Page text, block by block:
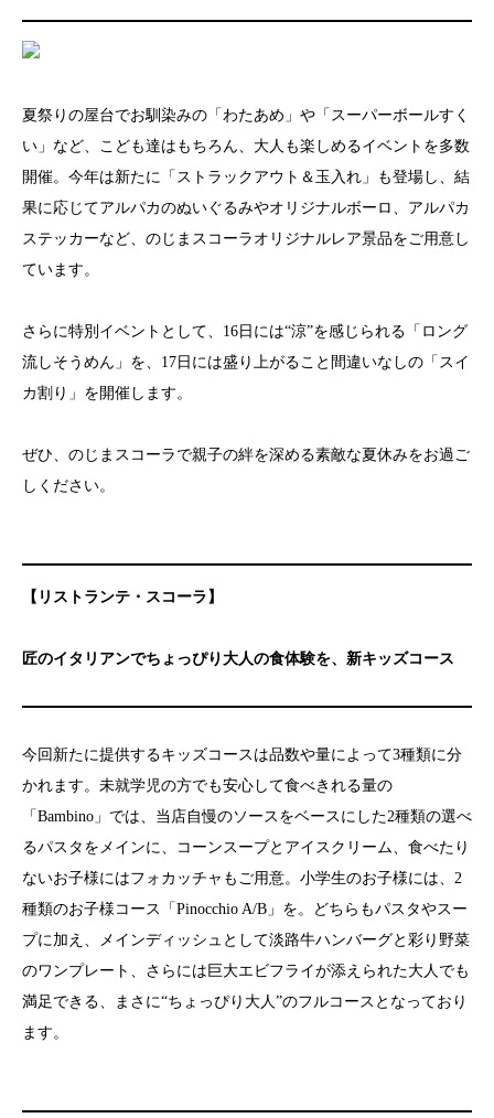
夏祭りの屋台でお馴染みの「わたあめ」や「スーパーボールすく
い」など、こども達はもちろん、大人も楽しめるイベントを多数
開催。今年は新たに「ストラックアウト＆玉入れ」も登場し、結
果に応じてアルパカのぬいぐるみやオリジナルボーロ、アルパカ
ステッカーなど、のじまスコーラオリジナルレア景品をご用意し
ています。
さらに特別イベントとして、16日には“涼”を感じられる「ロング
流しそうめん」を、17日には盛り上がること間違いなしの「スイ
カ割り」を開催します。
ぜひ、のじまスコーラで親子の絆を深める素敵な夏休みをお過ご
しください。
【リストランテ・スコーラ】
匠のイタリアンでちょっぴり大人の食体験を、新キッズコース
今回新たに提供するキッズコースは品数や量によって3種類に分
かれます。未就学児の方でも安心して食べきれる量の
「Bambino」では、当店自慢のソースをベースにした2種類の選べ
るパスタをメインに、コーンスープとアイスクリーム、食べたり
ないお子様にはフォカッチャもご用意。小学生のお子様には、2
種類のお子様コース「Pinocchio A/B」を。どちらもパスタやスー
プに加え、メインディッシュとして淡路牛ハンバーグと彩り野菜
のワンプレート、さらには巨大エビフライが添えられた大人でも
満足できる、まさに“ちょっぴり大人”のフルコースとなっており
ます。